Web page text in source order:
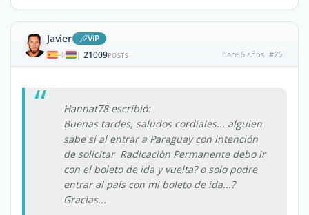
Javier ViP
| 21009POSTS hace 5 años #25
Hannat78 escribió:
Buenas tardes, saludos cordiales... alguien
sabe si al entrar a Paraguay con intención
de solicitar Radicaciòn Permanente debo ir
con el boleto de ida y vuelta? o solo podre
entrar al país con mi boleto de ida...?
Gracias...